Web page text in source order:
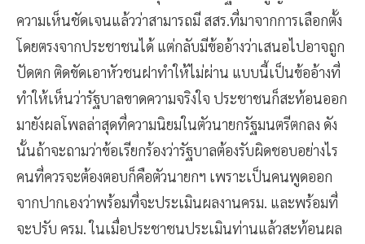
ความเห็นชัดเจนแล้วว่าสามารถมี สสร.ที่มาจากการเลือกตั้ง
โดยตรงจากประชาชนได้ แต่กลับมีข้ออ้างว่าเสนอไปอาจถูก
ปัดตก ติดขัดเอาหัวชนฝาทำให้ไม่ผ่าน แบบนี้เป็นข้ออ้างที่
ทำให้เห็นว่ารัฐบาลขาดความจริงใจ ประชาชนก็สะท้อนออก
มายังผลโพลล่าสุดที่ความนิยมในตัวนายกรัฐมนตรีตกลง ดัง
นั้นถ้าจะถามว่าข้อเรียกร้องว่ารัฐบาลต้องรับผิดชอบอย่างไร
คนที่ควรจะต้องตอบก็คือตัวนายกฯ เพราะเป็นคนพูดออก
จากปากเองว่าพร้อมที่จะประเมินผลงานครม. และพร้อมที่
จะปรับ ครม. ในเมื่อประชาชนประเมินท่านแล้วสะท้อนผล